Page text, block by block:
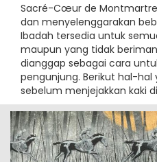
Sacré-Cœur de
dan menyelenggarakan
Ibadah tersedia untuk
maupun yang tidak
dianggap sebagai cara
pengunjung. Berikut hal-hal
sebelum menjejakkan kaki